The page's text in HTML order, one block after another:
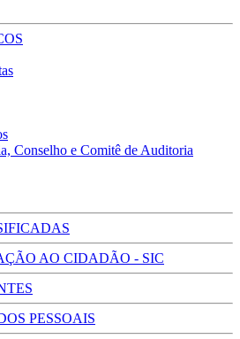
Conselho e Comitê de Auditoria
AO CIDADÃO - SIC
PESSOAIS